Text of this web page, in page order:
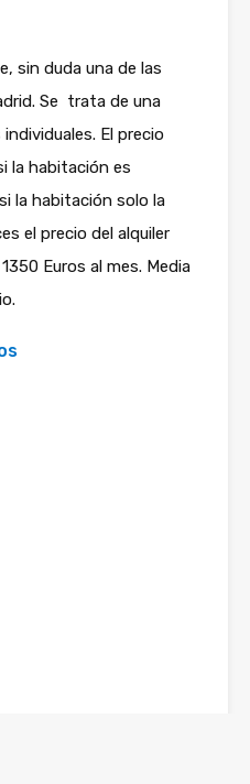
sin duda una de las
Se trata de una
El precio
la habitación es
la habitación solo la
el precio del alquiler
Euros al mes. Media